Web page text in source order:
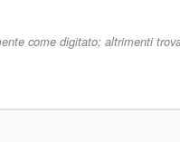
come digitato; altrimenti